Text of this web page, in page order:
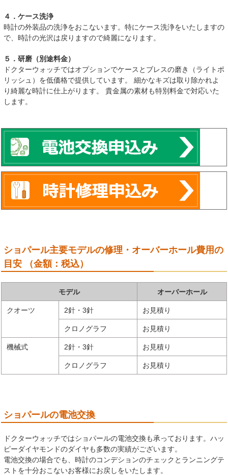
４．ケース洗浄
時計の外装品の洗浄をおこないます。特にケース洗浄をいたしますの
で、時計の光沢は戻りますので綺麗になります。
５．研磨（別途料金）
ドクターウォッチではオプションでケースとブレスの磨き（ライトポ
リッシュ）を低価格で提供しています。 細かなキズは取り除かれよ
り綺麗な時計に仕上がります。 貴金属の素材も特別料金で対応いた
します。
ショパール主要モデルの修理・オーバーホール費用の
目安 （金額：税込）
モデル オーバーホール
クオーツ 2針・3針 お見積り
クロノグラフ お見積り
機械式 2針・3針 お見積り
クロノグラフ お見積り
ショパールの電池交換
ドクターウォッチではショパールの電池交換も承っております。ハッ
ピーダイヤモンドのダイヤも多数の実績がございます。
電池交換の場合でも、時計のコンデションのチェックとランニングテ
ストを十分おこないお客様にお戻しをいたします。